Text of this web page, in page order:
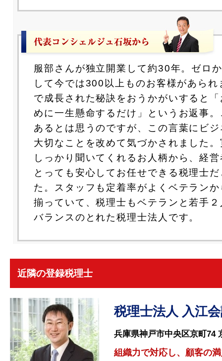
服部さんが独立開業して約30年。ゼロ
して今では300以上ものお客様があられ
で成長された秘訣をおうかがいすると
めに一生懸命するだけ」というお返事
あるとは思うのですが、この言葉にビ
大切なことを改めて気づかされました
しっかり聞いてくれるお人柄から、経
とっても安心してお任せできる税理士
た。スタッフも定着率がよくベテラン
揃っていて、税理士もベテランと若手
バランスのとれた税理士法人です。
近隣の登録税理士
税理士法人 入江
兵庫県神戸市中央区京町74
組織力で対応し、顧客の